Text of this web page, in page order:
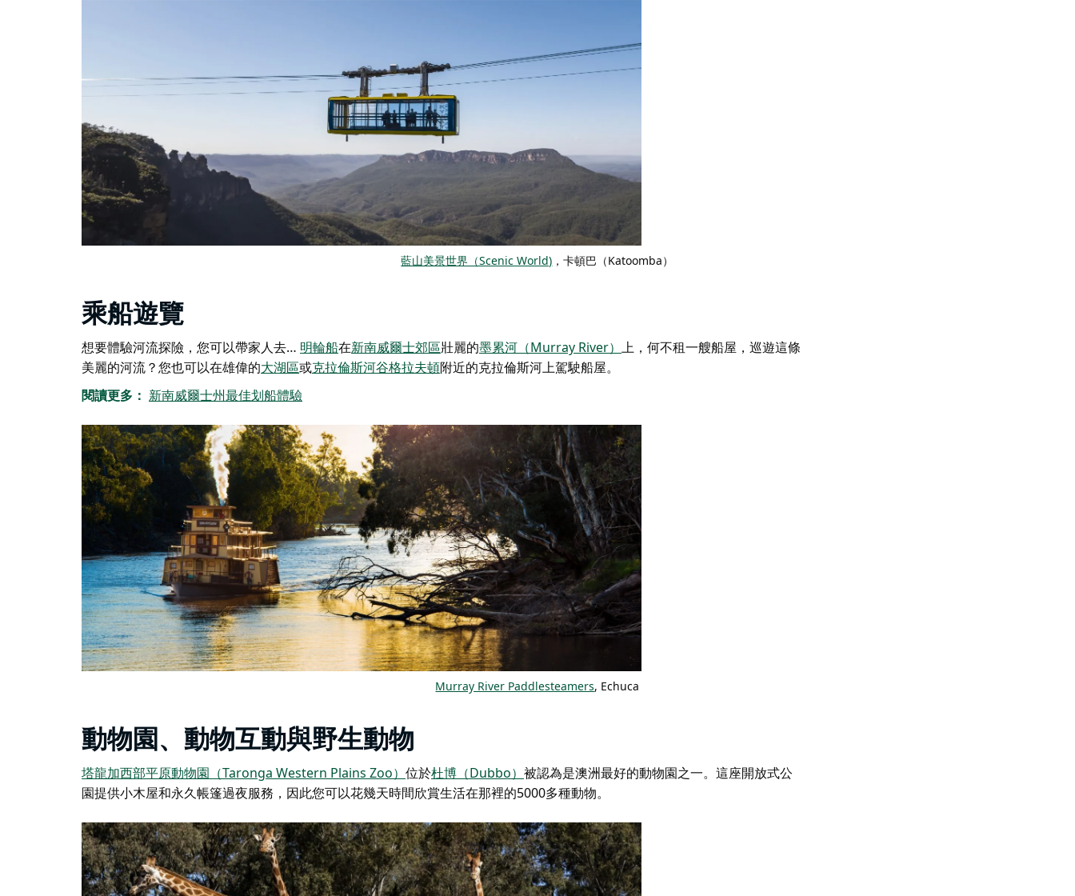
藍山美景世界（Scenic World) ，卡頓巴（Katoomba）
乘船遊覽
想要體驗河流探險，您可以帶家人去… 明輪船在新南威爾士郊區壯麗的墨累河（Murray River） 上，何不租一艘船屋，巡遊這條
美麗的河流？您也可以在雄偉的大湖區或克拉倫斯河谷格拉夫頓附近的克拉倫斯河上駕駛船屋。
閱讀更多： 新南威爾士州最佳划船體驗
Murray River Paddlesteamers, Echuca
動物園、動物互動與野生動物
塔龍加西部平原動物園（Taronga Western Plains Zoo） 位於杜博（Dubbo） 被認為是澳洲最好的動物園之一。這座開放式公
園提供小木屋和永久帳篷過夜服務，因此您可以花幾天時間欣賞生活在那裡的5000多種動物。